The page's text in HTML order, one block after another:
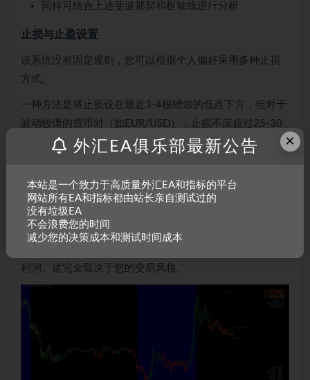
同样可结合上述斐波那契和枢轴线进行分析
止损与止盈设置
该系统没有固定规则，您可以根据个人偏好采用多种止损
方式。
一种方法是将止损设在最近3-4根蜡烛的低点下方，但对于
波动较缓的货币对（如EUR/USD），止损不应超过25-30
点；对于波动较大的货币对（如GBP/USD、EUR/JPY
最稳妥的止盈目标是下一个枢轴线减去点差（例如：在枢
轴点附近做多，目标可设为R1线减去点差）。
当任何指标开始变色时，应考虑离场。您也可以选择将止
利润。这完全取决于您的交易风格。
×
外汇EA俱乐部最新公告
本站是一个致力于高质量外汇EA和指标的平台
网站所有EA和指标都由站长亲自测试过的
没有垃圾EA
不会浪费您的时间
减少您的决策成本和测试时间成本